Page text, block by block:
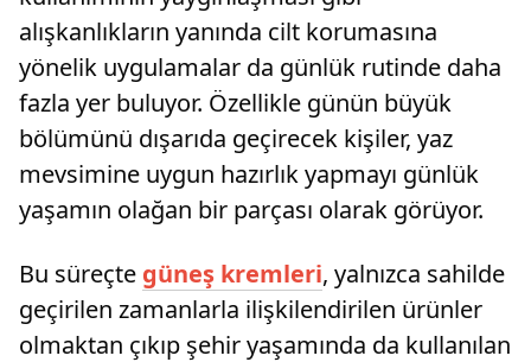
alışkanlıkların yanında cilt korumasına
yönelik uygulamalar da günlük rutinde daha
fazla yer buluyor. Özellikle günün büyük
bölümünü dışarıda geçirecek kişiler, yaz
mevsimine uygun hazırlık yapmayı günlük
yaşamın olağan bir parçası olarak görüyor.
Bu süreçte güneş kremleri, yalnızca sahilde
geçirilen zamanlarla ilişkilendirilen ürünler
olmaktan çıkıp şehir yaşamında da kullanılan